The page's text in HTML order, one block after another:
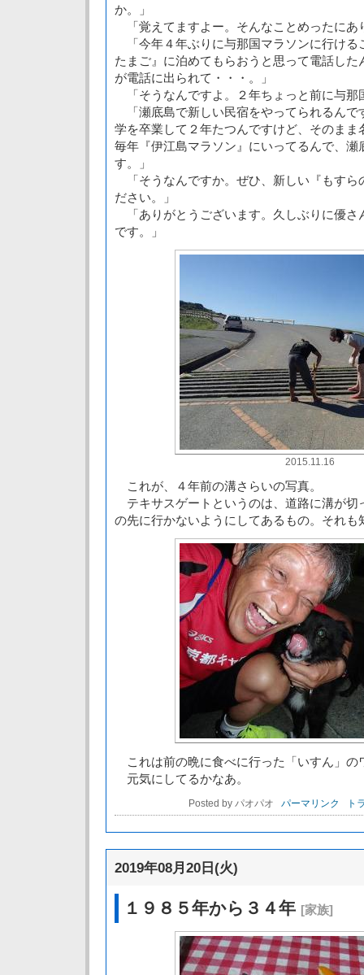
か。」
「覚えてますよー。そんなことめったにあ
「今年４年ぶりに与那国マラソンに行ける
たまご』に泊めてもらおうと思って電話し
が電話に出られて・・・。」
「そうなんですよ。２年ちょっと前に与那
「瀬底島で新しい民宿をやってられるんで
学を卒業して２年たつんですけど、そのまま
毎年『伊江島マラソン』にいってるんで、瀬
す。」
「そうなんですか。ぜひ、新しい『もすら
ださい。」
「ありがとうございます。久しぶりに優さ
です。」
2015.11.16
これが、４年前の溝さらいの写真。
テキサスゲートというのは、道路に溝が切
の先に行かないようにしてあるもの。それも
これは前の晩に食べに行った「いすん」の
元気にしてるかなあ。
Posted by パオパオ パーマリンク ト
2019年08月20日(火)
１９８５年から３４年 [家族]